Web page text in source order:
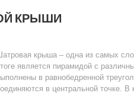
КРЫШИ
крыша – одна из самых
является пирамидой с
в равнобедренной
в центральной точке. В